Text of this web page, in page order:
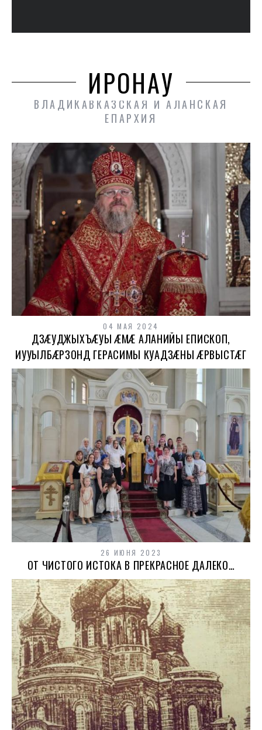
ИРОНАУ
ВЛАДИКАВКАЗСКАЯ И АЛАНСКАЯ
ЕПАРХИЯ
04 МАЯ 2024
ДЗÆУДЖЫХЪÆУЫ ÆМÆ АЛАНИЙЫ ЕПИСКОП,
ИУУЫЛБÆРЗОНД ГЕРАСИМЫ КУАДЗÆНЫ ÆРВЫСТÆГ
26 ИЮНЯ 2023
ОТ ЧИСТОГО ИСТОКА В ПРЕКРАСНОЕ ДАЛЕКО…